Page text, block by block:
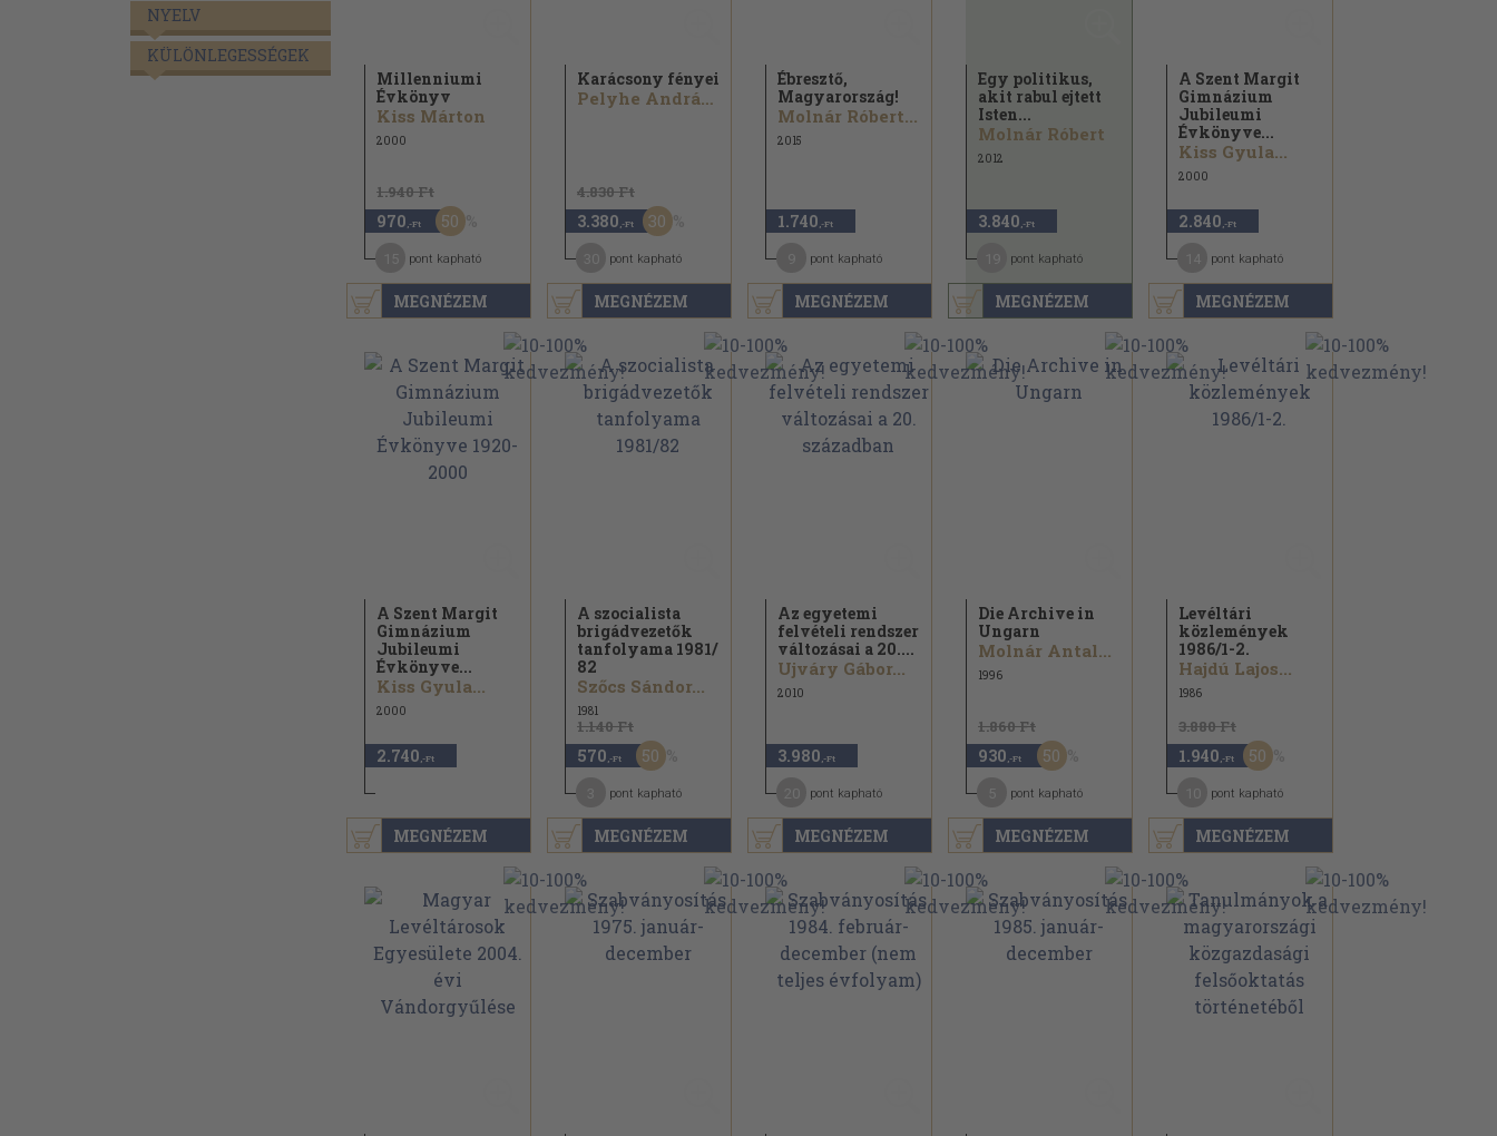
NYELV
KÜLÖNLEGESSÉGEK
MEGNÉZEM
Millenniumi
Évkönyv
Kiss Márton
2000
1.940 Ft
970 ,-Ft 50
pont kapható
MEGNÉZEM
Karácsony fényei
Pelyhe Andrásné
4.830 Ft
3.380 ,-Ft 30
pont kapható
MEGNÉZEM
Ébresztő,
Magyarország!
Molnár Róbert...
2015
1.740 ,-Ft
pont kapható
MEGNÉZEM
Egy politikus,
akit rabul ejtett
Isten...
Molnár Róbert
2012
3.840 ,-Ft
pont kapható
MEGNÉZEM
A Szent Margit
Gimnázium
Jubileumi
Évkönyve...
Kiss Gyula...
2000
2.840 ,-Ft
pont kapható
MEGNÉZEM
A Szent Margit
Gimnázium
Jubileumi
Évkönyve...
Kiss Gyula...
2000
2.740 ,-Ft
MEGNÉZEM
A szocialista
brigádvezetők
tanfolyama 1981/
82
Szőcs Sándor...
1981
1.140 Ft
570 ,-Ft 50
pont kapható
MEGNÉZEM
Az egyetemi
felvételi rendszer
változásai a 20....
Ujváry Gábor...
2010
3.980 ,-Ft
pont kapható
MEGNÉZEM
Die Archive in
Ungarn
Molnár Antal...
1996
1.860 Ft
930 ,-Ft 50
pont kapható
MEGNÉZEM
Levéltári
közlemények
1986/1-2.
Hajdú Lajos...
1986
3.880 Ft
1.940 ,-Ft 50
pont kapható